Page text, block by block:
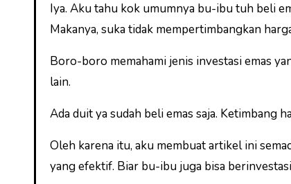
Iya. Aku tahu kok umumnya bu-ibu tuh beli
Makanya, suka tidak mempertimbangkan
Boro-boro memahami jenis investasi emas
lain.
Ada duit ya sudah beli emas saja. Ketimbang
Oleh karena itu, aku membuat artikel ini
yang efektif. Biar bu-ibu juga bisa